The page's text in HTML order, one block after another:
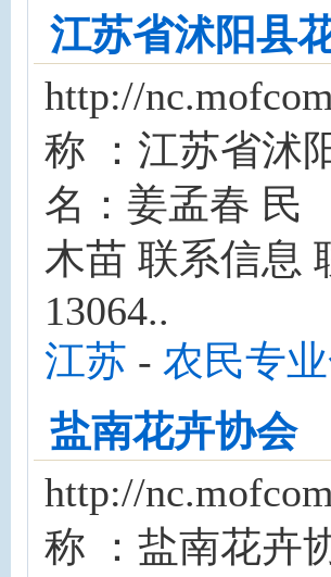
江苏省沭阳县
http://
称 ：江苏省
名：姜孟春
木苗 联系信息
13064..
江苏 - 农民专
盐南花卉协会
http://
称 ：盐南花